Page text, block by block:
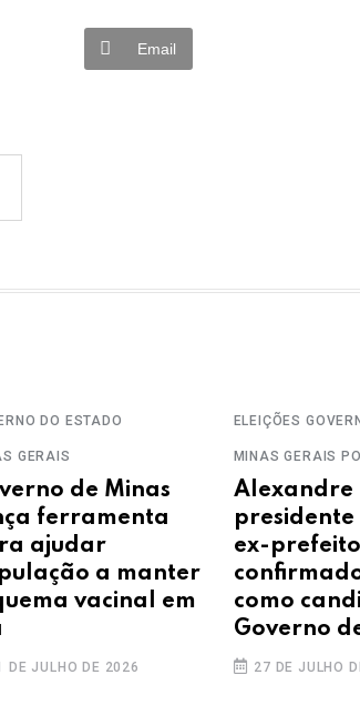
Email
DO ESTADO
GERAIS
de Minas
ferramenta
ajudar
a manter
vacinal em
DE JULHO DE 2026
ELEIÇÕES
MINAS GERAIS
Alexandre
presidente
ex-prefeito
como
Governo
27 DE JULHO